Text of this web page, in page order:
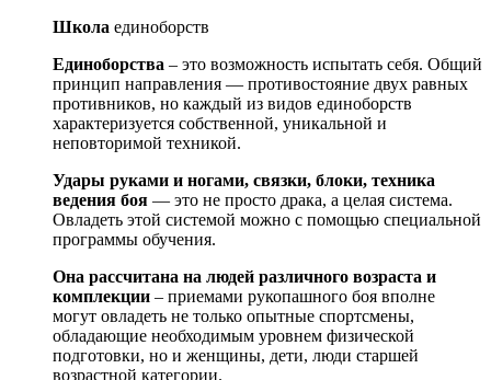
Школа единоборств
Единоборства – это возможность испытать себя. Общий
принцип направления — противостояние двух равных
противников, но каждый из видов единоборств
характеризуется собственной, уникальной и
неповторимой техникой.
Удары руками и ногами, связки, блоки, техника
ведения боя — это не просто драка, а целая система.
Овладеть этой системой можно с помощью специальной
программы обучения.
Она рассчитана на людей различного возраста и
комплекции – приемами рукопашного боя вполне
могут овладеть не только опытные спортсмены,
обладающие необходимым уровнем физической
подготовки, но и женщины, дети, люди старшей
возрастной категории.